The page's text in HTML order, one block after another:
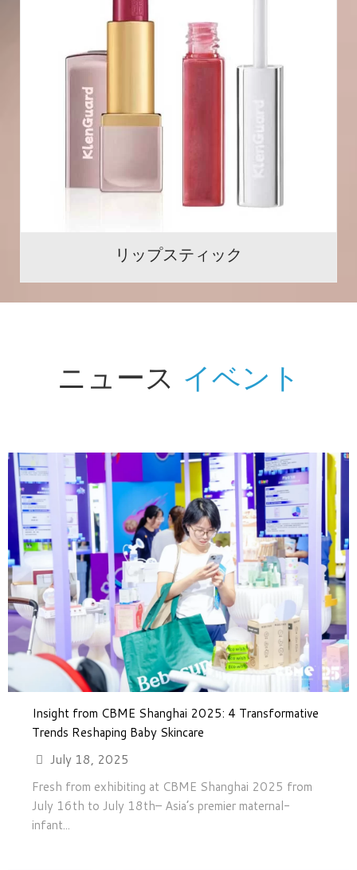
リップスティック
ニュース イベント
Insight from CBME Shanghai 2025: 4 Transformative
Trends Reshaping Baby Skincare
July 18, 2025
Fresh from exhibiting at CBME Shanghai 2025 from
July 16th to July 18th– Asia’s premier maternal-
infant...